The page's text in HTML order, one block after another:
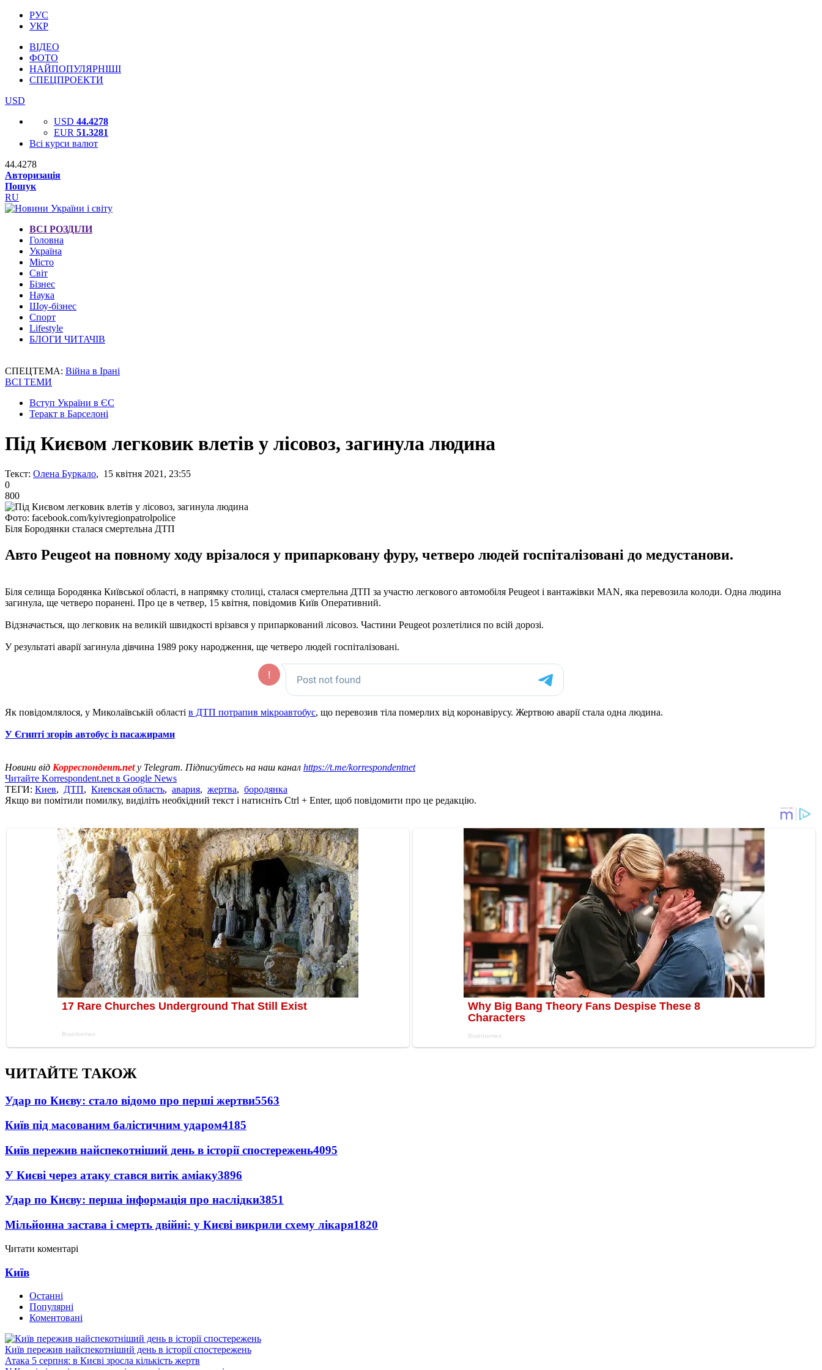
РУС
УКР
ВІДЕО
ФОТО
НАЙПОПУЛЯРНІШІ
СПЕЦПРОЕКТИ
USD
USD 44.4278
EUR 51.3281
Всі курси валют
44.4278
Авторизація
Пошук
RU
ВСІ РОЗДІЛИ
Головна
Україна
Місто
Світ
Бізнес
Наука
Шоу-бізнес
Спорт
Lifestyle
БЛОГИ ЧИТАЧІВ
СПЕЦТЕМА: Війна в Ірані
ВСІ ТЕМИ
Вступ України в ЄС
Теракт в Барселоні
Під Києвом легковик влетів у лісовоз, загинула людина
Текст: Олена Буркало, 15 квітня 2021, 23:55
0
800
Фото: facebook.com/kyivregionpatrolpolice
Біля Бородянки сталася смертельна ДТП
Авто Peugeot на повному ходу врізалося у припарковану фуру, четверо людей госпіталізовані до медустанови.
Біля селища Бородянка Київської області, в напрямку столиці, сталася смертельна ДТП за участю легкового автомобіля Peugeot і вантажівки MAN, яка перевозила колоди. Одна людина
загинула, ще четверо поранені. Про це в четвер, 15 квітня, повідомив Київ Оперативний.
Відзначається, що легковик на великій швидкості врізався у припаркований лісовоз. Частини Peugeot розлетілися по всій дорозі.
У результаті аварії загинула дівчина 1989 року народження, ще четверо людей госпіталізовані.
Як повідомлялося, у Миколаївській області в ДТП потрапив мікроавтобус, що перевозив тіла померлих від коронавірусу. Жертвою аварії стала одна людина.
У Єгипті згорів автобус із пасажирами
Новини від Корреспондент.netу Telegram. Підписуйтесь на наш канал https://t.me/korrespondentnet
Читайте Korrespondent.net в Google News
ТЕГИ: Киев, ДТП, Киевская область, авария, жертва, бородянка
Якщо ви помітили помилку, виділіть необхідний текст і натисніть Ctrl + Enter, щоб повідомити про це редакцію.
ЧИТАЙТЕ ТАКОЖ
Удар по Києву: стало відомо про перші жертви5563
Київ під масованим балістичним ударом4185
Київ пережив найспекотніший день в історії спостережень4095
У Києві через атаку стався витік аміаку3896
Удар по Києву: перша інформація про наслідки3851
Мільйонна застава і смерть двійні: у Києві викрили схему лікаря1820
Читати коментарі
Київ
Останні
Популярні
Коментовані
Київ пережив найспекотніший день в історії спостережень
Атака 5 серпня: в Києві зросла кількість жертв